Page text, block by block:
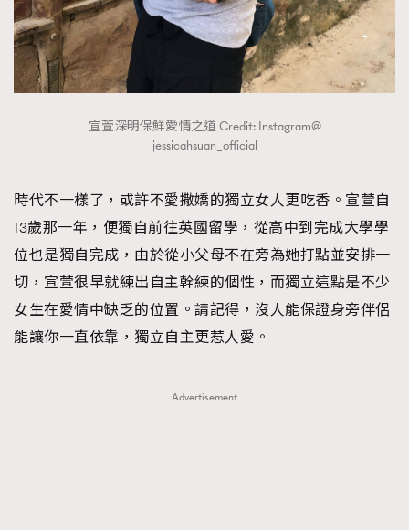
宣萱深明保鮮愛情之道 Credit: Instagram@
jessicahsuan_official
時代不一樣了，或許不愛撒嬌的獨立女人更吃香。宣萱自
13歲那一年，便獨自前往英國留學，從高中到完成大學學
位也是獨自完成，由於從小父母不在旁為她打點並安排一
切，宣萱很早就練出自主幹練的個性，而獨立這點是不少
女生在愛情中缺乏的位置。請記得，沒人能保證身旁伴侶
能讓你一直依靠，獨立自主更惹人愛。
Advertisement